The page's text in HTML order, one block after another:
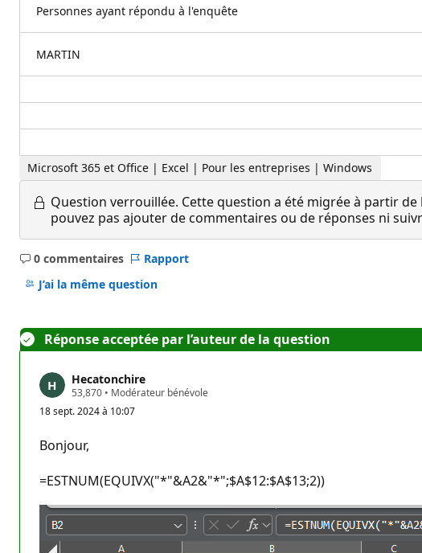
Personnes ayant répondu à l'enquête
MARTIN
Microsoft 365 et Office | Excel | Pour les entreprises | Windows
Question verrouillée. Cette question a été migrée à partir
pouvez pas ajouter de commentaires ou de réponses ni
0 commentaires
Aucun
commentaire
Rapport
J’ai la même question
Réponse acceptée par l’auteur de la question
Hecatonchire
53,870 P
o
i
e
r
p
t
• Modérateur bénévole
18 sept. 2024 à 10:07
Bonjour,
=ESTNUM(EQUIVX("*"&A2&"*";$A$12:$A$13;2))